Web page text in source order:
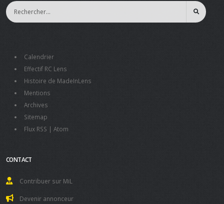
Calendrier
Effectif RC Lens
Histoire de MadeInLens
Mentions
Archives
Sitemap
Flux RSS | Atom
CONTACT
Contribuer sur MiL
Devenir annonceur